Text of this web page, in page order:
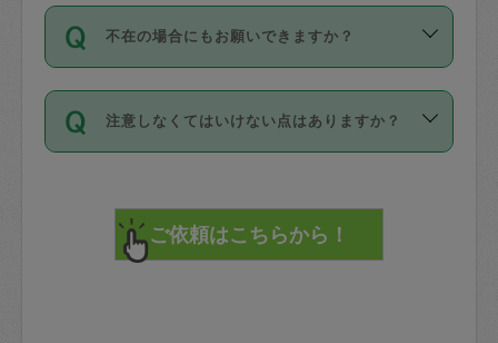
を依頼してください。
参考
【詳細】タスカジさんの登録に際
写真を撮り、
詳細FAQ：
損害賠償保険について教えて
1. 直前キャンセル（定期、スポット契約
共通）
72時間を超える※と、以下のキャンセル
料が発生します。
直前キャンセル料：
72時間前〜24時間前＝依頼料金の50%
「お試し利用」というメニューはありま
せんが、「一回のみ」依頼を活用するこ
とによって、気に入ったタスカジさんを
まず、条件の合う気になるタスカジさ
みてください。
その後、一番気に入ったタスカジさんに
不在の場合にもお願いできますか？
不在の場合の作業はタスカジさんの同意
が必要です。数回の依頼ののち、タスカ
ジさんと依頼者の間で十分な信頼関係が
てください。
不在時に部屋に入るためにタスカジさん
注意しなくてはいけない点はありますか？
で、必ず鍵のかかるロッカーや金庫に入
れて依頼者の責任の元管理するよう心掛
けてください。